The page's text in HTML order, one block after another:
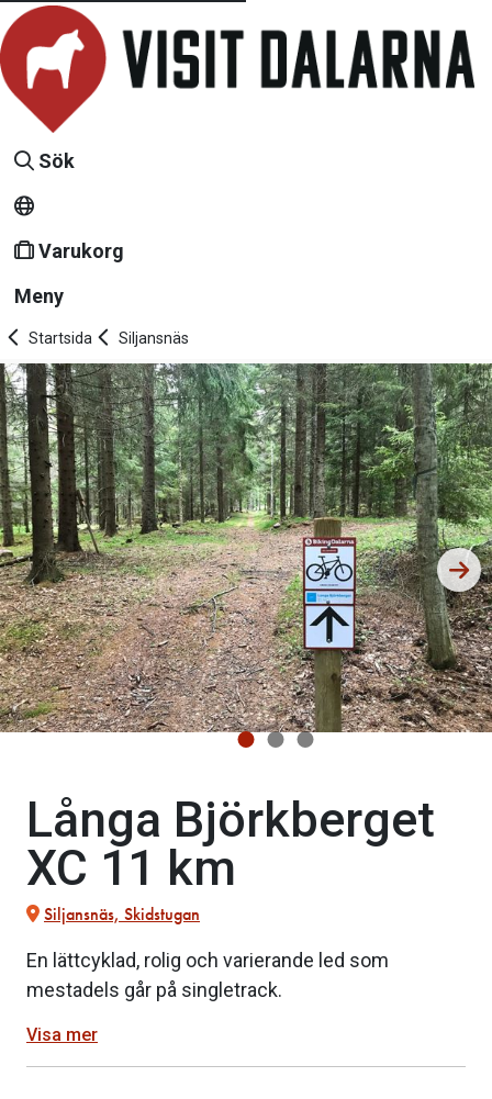
Sök
Varukorg
Meny
Startsida Siljansnäs
Långa Björkberget
XC 11 km
Siljansnäs, Skidstugan
En lättcyklad, rolig och varierande led som
mestadels går på singletrack.
Visa mer